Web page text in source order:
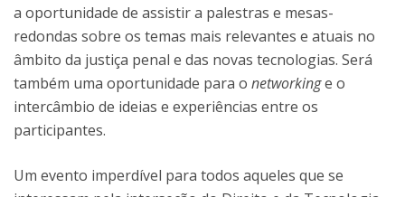
a oportunidade de assistir a palestras e mesas-
redondas sobre os temas mais relevantes e atuais no
âmbito da justiça penal e das novas tecnologias. Será
também uma oportunidade para o networkinge o
intercâmbio de ideias e experiências entre os
participantes.
Um evento imperdível para todos aqueles que se